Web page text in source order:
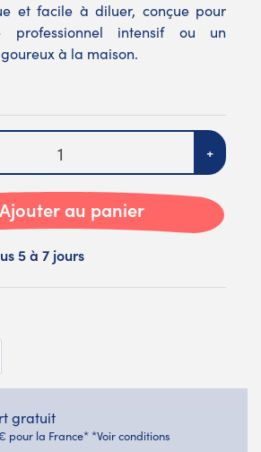
et facile à diluer, conçue pour
professionnel intensif ou un
à la maison.
+
Ajouter au panier
5 à 7 jours
gratuit
pour la France* *Voir conditions